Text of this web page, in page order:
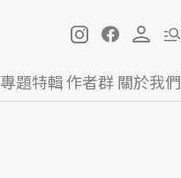
專題特輯作者群關於我們